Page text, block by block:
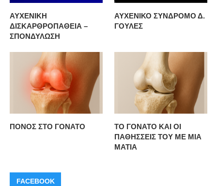
ΑΥΧΕΝΙΚΗ
ΔΙΣΚΑΡΘΡΟΠΑΘΕΙΑ –
ΣΠΟΝΔΥΛΩΣΗ
ΑΥΧΕΝΙΚΟ ΣΥΝΔΡΟΜΟ Δ.
ΓΟΥΛΕΣ
ΠΟΝΟΣ ΣΤΟ ΓΟΝΑΤΟ
ΤΟ ΓΟΝΑΤΟ ΚΑΙ ΟΙ
ΠΑΘΗΣΣΕΙΣ ΤΟΥ ΜΕ ΜΙΑ
ΜΑΤΙΑ
FACEBOOK